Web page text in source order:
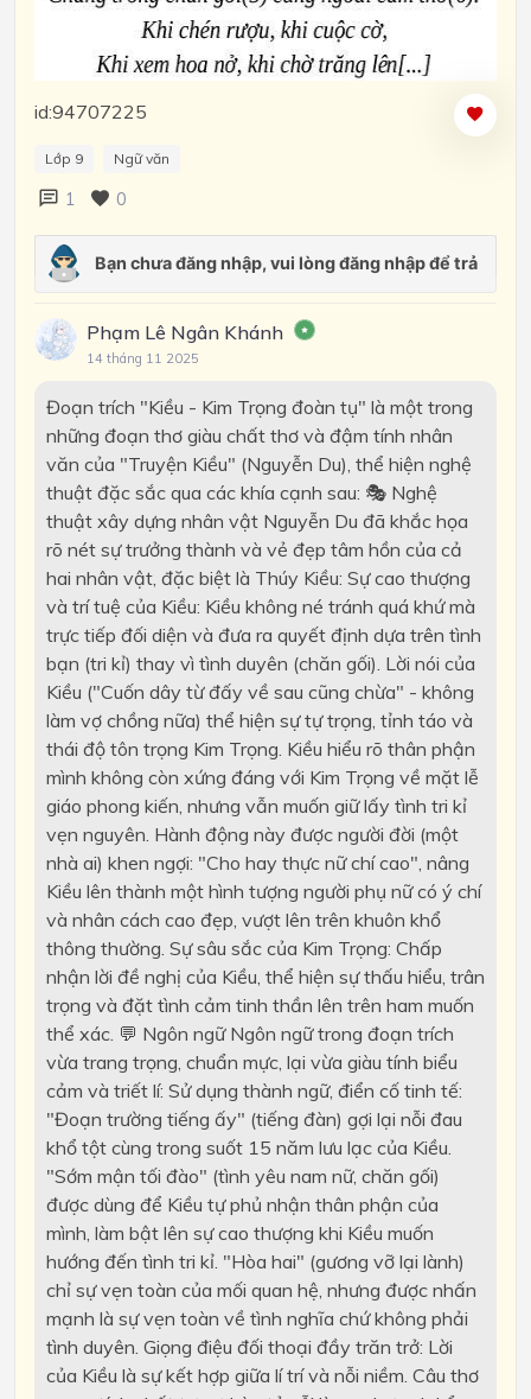
id:94707225
Lớp 9 Ngữ văn
1 0
Phạm Lê Ngân Khánh
14 tháng 11 2025
Đoạn trích "Kiều - Kim Trọng đoàn tụ" là một trong
những đoạn thơ giàu chất thơ và đậm tính nhân
văn của "Truyện Kiều" (Nguyễn Du), thể hiện nghệ
thuật đặc sắc qua các khía cạnh sau: 🎭 Nghệ
thuật xây dựng nhân vật Nguyễn Du đã khắc họa
rõ nét sự trưởng thành và vẻ đẹp tâm hồn của cả
hai nhân vật, đặc biệt là Thúy Kiều: Sự cao thượng
và trí tuệ của Kiều: Kiều không né tránh quá khứ mà
trực tiếp đối diện và đưa ra quyết định dựa trên tình
bạn (tri kỉ) thay vì tình duyên (chăn gối). Lời nói của
Kiều ("Cuốn dây từ đấy về sau cũng chừa" - không
làm vợ chồng nữa) thể hiện sự tự trọng, tỉnh táo và
thái độ tôn trọng Kim Trọng. Kiều hiểu rõ thân phận
mình không còn xứng đáng với Kim Trọng về mặt lễ
giáo phong kiến, nhưng vẫn muốn giữ lấy tình tri kỉ
vẹn nguyên. Hành động này được người đời (một
nhà ai) khen ngợi: "Cho hay thực nữ chí cao", nâng
Kiều lên thành một hình tượng người phụ nữ có ý chí
và nhân cách cao đẹp, vượt lên trên khuôn khổ
thông thường. Sự sâu sắc của Kim Trọng: Chấp
nhận lời đề nghị của Kiều, thể hiện sự thấu hiểu, trân
trọng và đặt tình cảm tinh thần lên trên ham muốn
thể xác. 💬 Ngôn ngữ Ngôn ngữ trong đoạn trích
vừa trang trọng, chuẩn mực, lại vừa giàu tính biểu
cảm và triết lí: Sử dụng thành ngữ, điển cố tinh tế:
"Đoạn trường tiếng ấy" (tiếng đàn) gợi lại nỗi đau
khổ tột cùng trong suốt 15 năm lưu lạc của Kiều.
"Sớm mận tối đào" (tình yêu nam nữ, chăn gối)
được dùng để Kiều tự phủ nhận thân phận của
mình, làm bật lên sự cao thượng khi Kiều muốn
hướng đến tình tri kỉ. "Hòa hai" (gương vỡ lại lành)
chỉ sự vẹn toàn của mối quan hệ, nhưng được nhấn
mạnh là sự vẹn toàn về tình nghĩa chứ không phải
tình duyên. Giọng điệu đối thoại đầy trăn trở: Lời
của Kiều là sự kết hợp giữa lí trí và nỗi niềm. Câu thơ